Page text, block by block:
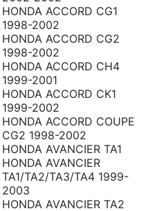
HONDA ACCORD CG1
1998-2002
HONDA ACCORD CG2
1998-2002
HONDA ACCORD CH4
1999-2001
HONDA ACCORD CK1
1999-2002
HONDA ACCORD COUPE
CG2 1998-2002
HONDA AVANCIER TA1
HONDA AVANCIER
TA1/TA2/TA3/TA4 1999-
2003
HONDA AVANCIER TA2